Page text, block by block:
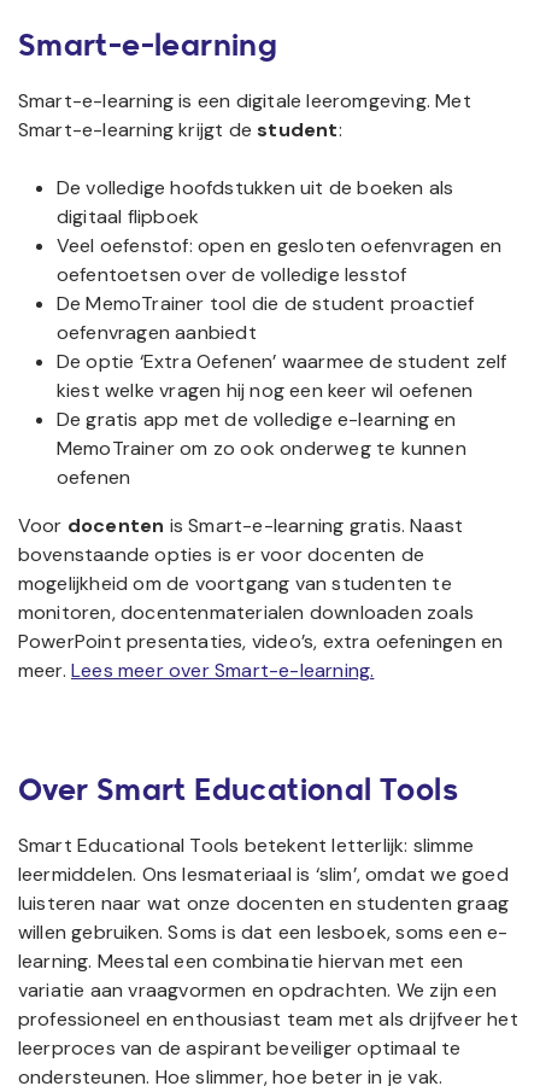
Smart-e-learning
Smart-e-learning is een digitale leeromgeving. Met
Smart-e-learning krijgt de student:
De volledige hoofdstukken uit de boeken als
digitaal flipboek
Veel oefenstof: open en gesloten oefenvragen en
oefentoetsen over de volledige lesstof
De MemoTrainer tool die de student proactief
oefenvragen aanbiedt
De optie ‘Extra Oefenen’ waarmee de student zelf
kiest welke vragen hij nog een keer wil oefenen
De gratis app met de volledige e-learning en
MemoTrainer om zo ook onderweg te kunnen
oefenen
Voor docenten is Smart-e-learning gratis. Naast
bovenstaande opties is er voor docenten de
mogelijkheid om de voortgang van studenten te
monitoren, docentenmaterialen downloaden zoals
PowerPoint presentaties, video’s, extra oefeningen en
meer. Lees meer over Smart-e-learning.
Over Smart Educational Tools
Smart Educational Tools betekent letterlijk: slimme
leermiddelen. Ons lesmateriaal is ‘slim’, omdat we goed
luisteren naar wat onze docenten en studenten graag
willen gebruiken. Soms is dat een lesboek, soms een e-
learning. Meestal een combinatie hiervan met een
variatie aan vraagvormen en opdrachten. We zijn een
professioneel en enthousiast team met als drijfveer het
leerproces van de aspirant beveiliger optimaal te
ondersteunen. Hoe slimmer, hoe beter in je vak.